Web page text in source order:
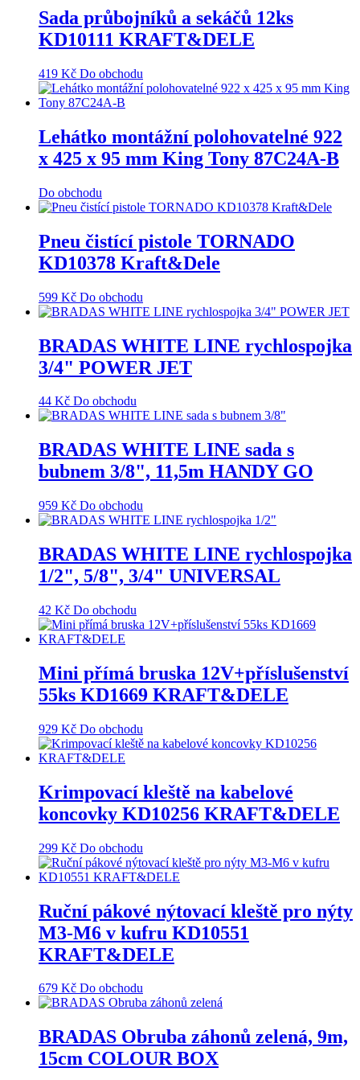
Sada průbojníků a sekáčů 12ks
KD10111 KRAFT&DELE
419 Kč Do obchodu
Lehátko montážní polohovatelné 922
x 425 x 95 mm King Tony 87C24A-B
Do obchodu
Pneu čistící pistole TORNADO
KD10378 Kraft&Dele
599 Kč Do obchodu
BRADAS WHITE LINE rychlospojka
3/4" POWER JET
44 Kč Do obchodu
BRADAS WHITE LINE sada s
bubnem 3/8", 11,5m HANDY GO
959 Kč Do obchodu
BRADAS WHITE LINE rychlospojka
1/2", 5/8", 3/4" UNIVERSAL
42 Kč Do obchodu
Mini přímá bruska 12V+příslušenství
55ks KD1669 KRAFT&DELE
929 Kč Do obchodu
Krimpovací kleště na kabelové
koncovky KD10256 KRAFT&DELE
299 Kč Do obchodu
Ruční pákové nýtovací kleště pro nýty
M3-M6 v kufru KD10551
KRAFT&DELE
679 Kč Do obchodu
BRADAS Obruba záhonů zelená, 9m,
15cm COLOUR BOX